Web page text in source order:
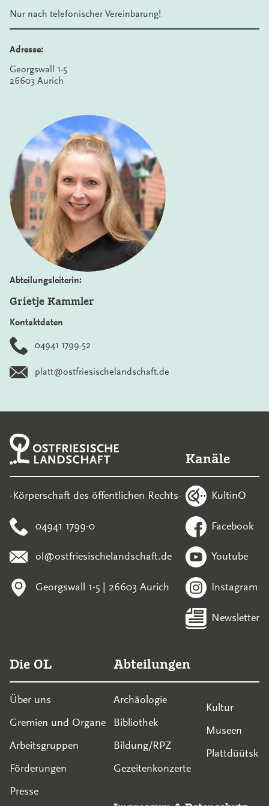
Nur nach telefonischer Vereinbarung!
Adresse:
Georgswall 1-5
26603 Aurich
Abteilungsleiterin:
Grietje Kammler
Kontaktdaten
04941 1799-52
platt@ostfriesischelandschaft.de
-Körperschaft des öffentlichen Rechts-
04941 1799-0
ol@ostfriesischelandschaft.de
Georgswall 1-5 | 26603 Aurich
Kanäle
KultinO
Facebook
Youtube
Instagram
Newsletter
Die OL
Über uns
Gremien und Organe
Arbeitsgruppen
Förderungen
Presse
Abteilungen
Archäologie
Bibliothek
Bildung/RPZ
Gezeitenkonzerte
Kultur
Museen
Plattdüütsk